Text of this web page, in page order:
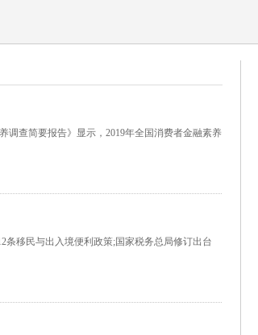
调查简要报告》显示，2019年全国消费者金融素养
移民与出入境便利政策;国家税务总局修订出台